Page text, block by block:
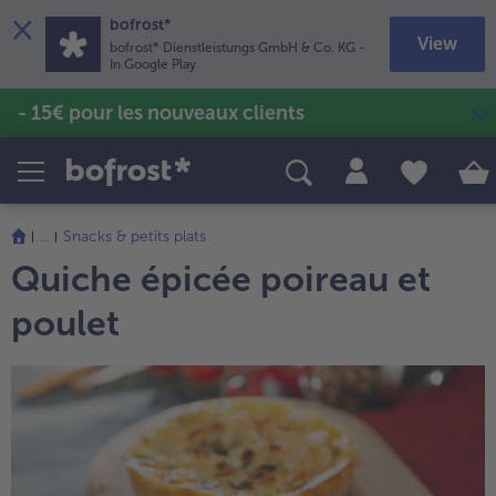
Produits
Poissons & Fruits de mer
TousPoissons & Fruits de mer
TousPommes de terre & Frites
Sans gluten & Sans lactose
TousSans gluten & Sans lactose
Vins & Bières
TousVins & Bières
TousFruits
TousGlaces
Légumes
TousLégumes
Plats cuisinés
Recettes
Soupes & veloutés
- 15€ pour les nouveaux clients
... Snacks & petits plats
Quiche épicée poireau et
poulet
× bofrost*
bofrost* Dienstleistungs GmbH & Co. KG -
In Google Play
View